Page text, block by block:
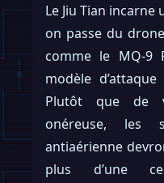
Le Jiu Tian
on passe du
comme le MQ-9
modèle
Plutôt que de
onéreuse, les
antiaérienne
plus d’une